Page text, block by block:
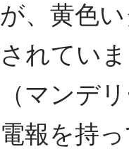
が、黄色
されてい
（マンデ
電報を持